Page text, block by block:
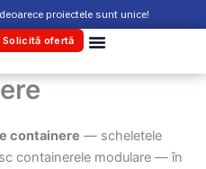
proiectele sunt unice!
Solicită ofertă
containere — scheletele
containerele modulare — în